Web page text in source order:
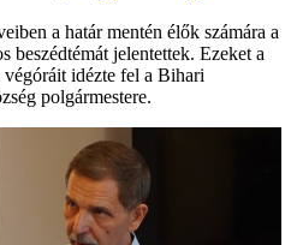
a határ mentén élők számára a
beszédtémát jelentettek. Ezeket a
idézte fel a Bihari
polgármestere.